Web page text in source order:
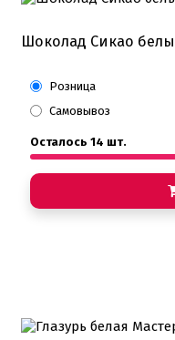
Шоколад Сикао
Розница
Самовывоз
Осталось 14 шт.